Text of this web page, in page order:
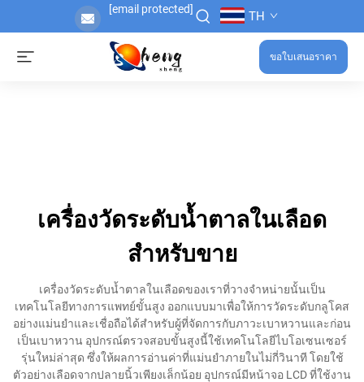
[email protected] TH
ขอใบเสนอราคา
เครื่องวัดระดับน้ำตาลในเลือด
สำหรับขาย
เครื่องวัดระดับน้ำตาลในเลือดของเราที่วางจำหน่ายนั้นเป็น
เทคโนโลยีทางการแพทย์ขั้นสูง ออกแบบมาเพื่อให้การวัดระดับกลูโคส
อย่างแม่นยำและเชื่อถือได้สำหรับผู้ที่จัดการกับภาวะเบาหวานและก่อน
เป็นเบาหวาน อุปกรณ์ตรวจสอบขั้นสูงนี้ใช้เทคโนโลยีไบโอเซนเซอร์
รุ่นใหม่ล่าสุด ซึ่งให้ผลการอ่านค่าที่แม่นยำภายในไม่กี่วินาที โดยใช้
ตัวอย่างเลือดจากปลายนิ้วเพียงเล็กน้อย อุปกรณ์มีหน้าจอ LCD ที่ใช้งาน